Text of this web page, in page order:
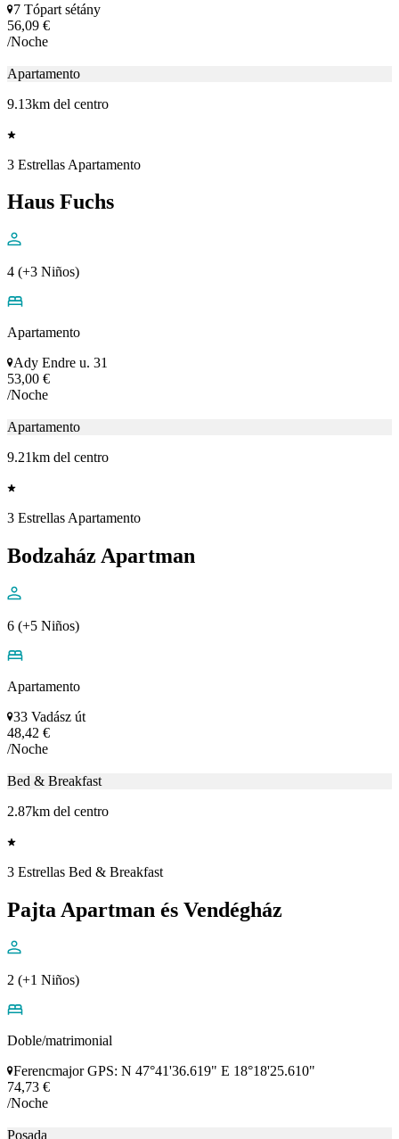
7 Tópart sétány
56,09 €
/Noche
Apartamento
9.13km del centro
3 Estrellas Apartamento
Haus Fuchs
4 (+3 Niños)
Apartamento
Ady Endre u. 31
53,00 €
/Noche
Apartamento
9.21km del centro
3 Estrellas Apartamento
Bodzaház Apartman
6 (+5 Niños)
Apartamento
33 Vadász út
48,42 €
/Noche
Bed & Breakfast
2.87km del centro
3 Estrellas Bed & Breakfast
Pajta Apartman és Vendégház
2 (+1 Niños)
Doble/matrimonial
Ferencmajor GPS: N 47°41'36.619" E 18°18'25.610"
74,73 €
/Noche
Posada